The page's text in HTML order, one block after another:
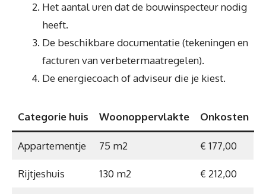
Het aantal uren dat de bouwinspecteur nodig
heeft.
De beschikbare documentatie (tekeningen en
facturen van verbetermaatregelen).
De energiecoach of adviseur die je kiest.
Categorie huis Woonoppervlakte Onkosten
Appartementje 75 m2 € 177,00
Rijtjeshuis 130 m2 € 212,00